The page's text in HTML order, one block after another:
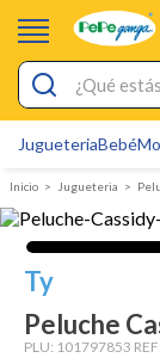
¿Qué estás
JugueteriaBebé
Jugueteria
Ty
Peluche
PLU: 101797853 REF:
Pijamas
Electro
Figuras Toy
Carters